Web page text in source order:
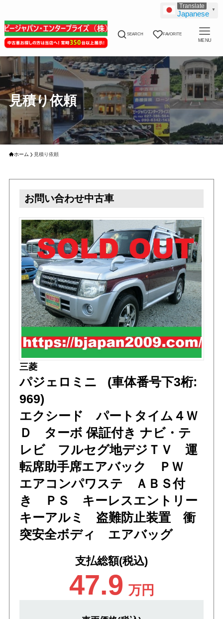
SEARCH FAVORITE
MENU
見積り依頼
ホーム 見積り依頼
お問い合わせ中古車
三菱
パジェロミニ (車体番号下3桁:
969)
エクシード パートタイム４Ｗ
Ｄ ターボ 保証付き ナビ・テ
レビ フルセグ地デジＴＶ 運
転席助手席エアバック ＰＷ
エアコンパワステ ＡＢＳ付
き ＰＳ キーレスエントリー
キーアルミ 盗難防止装置 衝
突安全ボディ エアバッグ
支払総額(税込)
47.9 万円
Japanese ▼